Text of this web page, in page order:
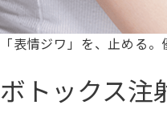
「表情ジワ」を、止める。
ボトックス注